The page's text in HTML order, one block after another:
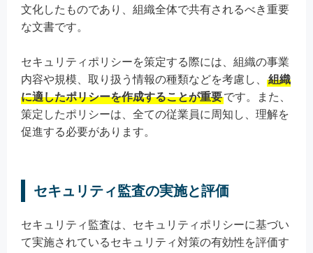
文化したものであり、組織全体で共有されるべき重要
な文書です。
セキュリティポリシーを策定する際には、組織の事業
内容や規模、取り扱う情報の種類などを考慮し、
組織
に適したポリシーを作成することが重要です。また、
策定したポリシーは、全ての従業員に周知し、理解を
促進する必要があります。
セキュリティ監査の実施と評価
セキュリティ監査は、セキュリティポリシーに基づい
て実施されているセキュリティ対策の有効性を評価す